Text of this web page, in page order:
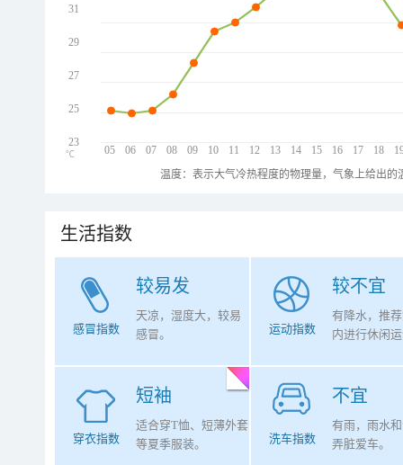
05 06 07 08 09 10 11 12 13 14 15 16 17 18
31
29
27
25
23
℃
温度：表示大气冷热程度的物理量，气象上给出
生活指数
较易发
感冒指数
天凉，湿度大，较易
感冒。
较不宜
运动指数
有降水，推
内进行休闲
短袖
穿衣指数
适合穿T恤、短薄外套
等夏季服装。
不宜
洗车指数
有雨，雨水
弄脏爱车。